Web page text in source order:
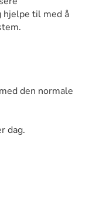
hjelpe til med å
den normale
dag.